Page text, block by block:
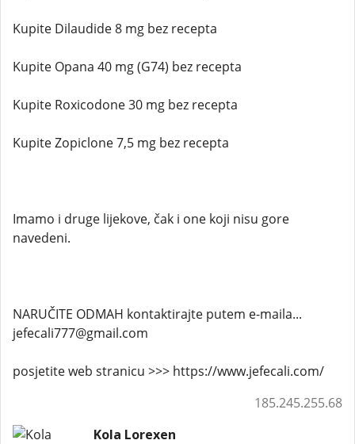
Kupite Dilaudide 8 mg bez recepta
Kupite Opana 40 mg (G74) bez recepta
Kupite Roxicodone 30 mg bez recepta
Kupite Zopiclone 7,5 mg bez recepta
Imamo i druge lijekove, čak i one koji nisu gore
navedeni.
NARUČITE ODMAH kontaktirajte putem e-maila...
jefecali777@gmail.com
posjetite web stranicu >>> https://www.jefecali.com/
185.245.255.68
Kola Lorexen